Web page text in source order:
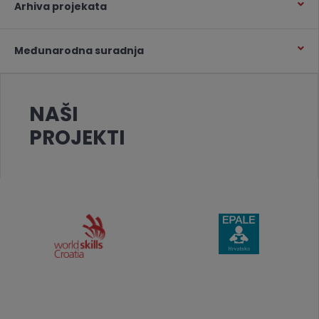
Arhiva projekata
Međunarodna suradnja
NAŠI
PROJEKTI